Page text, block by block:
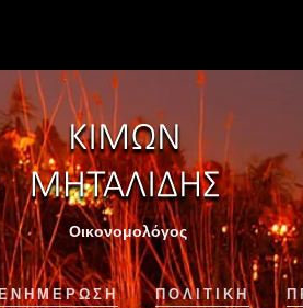
Οικονομολόγος
ΠΟΛΙΤΙΚΗ